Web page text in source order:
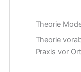
Theorie
Theorie
Praxis vor